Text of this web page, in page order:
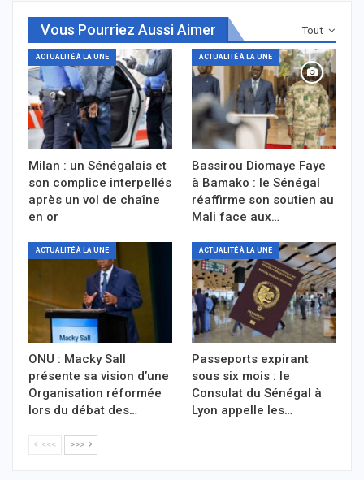
Tout
Vous Pourriez Aussi Aimer
ACTUALITÉ À LA UNE
Milan : un Sénégalais et
son complice interpellés
après un vol de chaîne
en or
ACTUALITÉ À LA UNE
Bassirou Diomaye Faye
à Bamako : le Sénégal
réaffirme son soutien au
Mali face aux…
ACTUALITÉ À LA UNE
ONU : Macky Sall
présente sa vision d’une
Organisation réformée
lors du débat des…
ACTUALITÉ À LA UNE
Passeports expirant
sous six mois : le
Consulat du Sénégal à
Lyon appelle les…
<<< >>>